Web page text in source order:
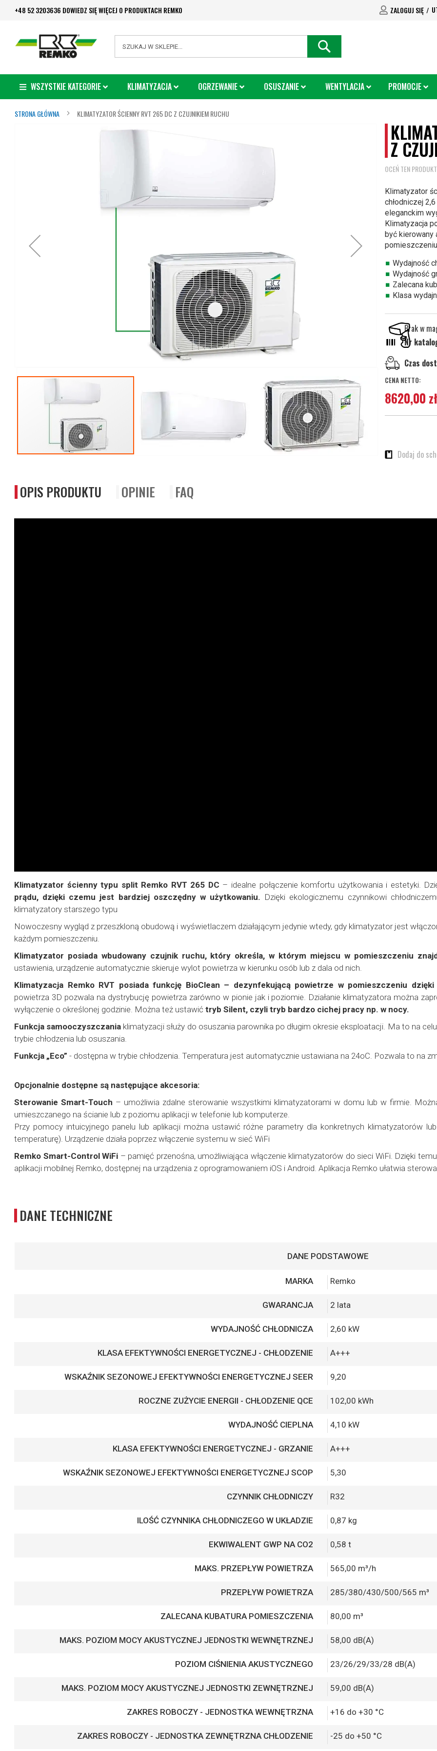
Przejdź
treści
+48 52 3203636 DOWIEDZ SIĘ WIĘCEJ O PRODUKTACH REMKO ZALOGUJ SIĘ
WSZYSTKIE KATEGORIE KLIMATYZACJA OGRZEWANIE OSUSZANIE WENTYLACJA PROMOCJE
STRONA GŁÓWNA KLIMATYZATOR ŚCIENNY RVT 265 DC Z CZUJNIKIEM RUCHU
początek
galerii
Z
OCEŃ TEN
Klimatyzator
chłodniczej
eleganckim
Klimatyzacja
być kierowany
Wydajność
Wydajność
Zalecana
Klasa
Brak w
Nr
Czas
8620,00 zł
Dodaj do
OPIS PRODUKTU OPINIE FAQ
Klimatyzator ścienny typu split Remko RVT 265 DC – idealne połączenie komfortu użytkowania i estetyki.
prądu, dzięki czemu jest bardziej oszczędny w użytkowaniu. Dzięki ekologicznemu czynnikowi
klimatyzatory starszego typu
Nowoczesny wygląd z przeszkloną obudową i wyświetlaczem działającym jedynie wtedy, gdy klimatyzator jest
każdym pomieszczeniu.
Klimatyzator posiada wbudowany czujnik ruchu, który określa, w którym miejscu w pomieszczeniu
ustawienia, urządzenie automatycznie skieruje wylot powietrza w kierunku osób lub z dala od nich.
Klimatyzacja Remko RVT posiada funkcję BioClean – dezynfekującą powietrze w pomieszczeniu dzięki
powietrza 3D pozwala na dystrybucję powietrza zarówno w pionie jak i poziomie. Działanie klimatyzatora można
wyłączenie o określonej godzinie. Można też ustawić tryb Silent, czyli tryb bardzo cichej pracy np. w nocy.
Funkcja samooczyszczania klimatyzacji służy do osuszania parownika po długim okresie eksploatacji. Ma to na
trybie chłodzenia lub osuszania.
Funkcja „Eco” - dostępna w trybie chłodzenia. Temperatura jest automatycznie ustawiana na 24oC. Pozwala to na
Opcjonalnie dostępne są następujące akcesoria:
Sterowanie Smart-Touch – umożliwia zdalne sterowanie wszystkimi klimatyzatorami w domu lub w firmie.
umieszczanego na ścianie lub z poziomu aplikacji w telefonie lub komputerze.
Przy pomocy intuicyjnego panelu lub aplikacji można ustawić różne parametry dla konkretnych klimatyzatorów
temperaturę). Urządzenie działa poprzez włączenie systemu w sieć WiFi
Remko Smart-Control WiFi – pamięć przenośna, umożliwiająca włączenie klimatyzatorów do sieci WiFi. Dzięki
aplikacji mobilnej Remko, dostępnej na urządzenia z oprogramowaniem iOS i Android. Aplikacja Remko ułatwia
DANE TECHNICZNE
DANE PODSTAWOWE
MARKA Remko
GWARANCJA 2 lata
WYDAJNOŚĆ CHŁODNICZA 2,60 kW
KLASA EFEKTYWNOŚCI ENERGETYCZNEJ - CHŁODZENIE A+++
WSKAŹNIK SEZONOWEJ EFEKTYWNOŚCI ENERGETYCZNEJ SEER 9,20
ROCZNE ZUŻYCIE ENERGII - CHŁODZENIE QCE 102,00 kWh
WYDAJNOŚĆ CIEPLNA 4,10 kW
KLASA EFEKTYWNOŚCI ENERGETYCZNEJ - GRZANIE A+++
WSKAŹNIK SEZONOWEJ EFEKTYWNOŚCI ENERGETYCZNEJ SCOP 5,30
CZYNNIK CHŁODNICZY R32
ILOŚĆ CZYNNIKA CHŁODNICZEGO W UKŁADZIE 0,87 kg
EKWIWALENT GWP NA CO2 0,58 t
MAKS. PRZEPŁYW POWIETRZA 565,00 m³/h
PRZEPŁYW POWIETRZA 285/380/430/500/565 m³
ZALECANA KUBATURA POMIESZCZENIA 80,00 m³
MAKS. POZIOM MOCY AKUSTYCZNEJ JEDNOSTKI WEWNĘTRZNEJ 58,00 dB(A)
POZIOM CIŚNIENIA AKUSTYCZNEGO 23/26/29/33/28 dB(A)
MAKS. POZIOM MOCY AKUSTYCZNEJ JEDNOSTKI ZEWNĘTRZNEJ 59,00 dB(A)
ZAKRES ROBOCZY - JEDNOSTKA WEWNĘTRZNA +16 do +30 °C
ZAKRES ROBOCZY - JEDNOSTKA ZEWNĘTRZNA CHŁODZENIE -25 do +50 °C